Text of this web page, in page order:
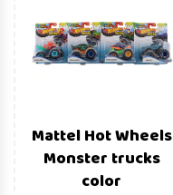
Mattel Hot Wheels
Monster trucks
color